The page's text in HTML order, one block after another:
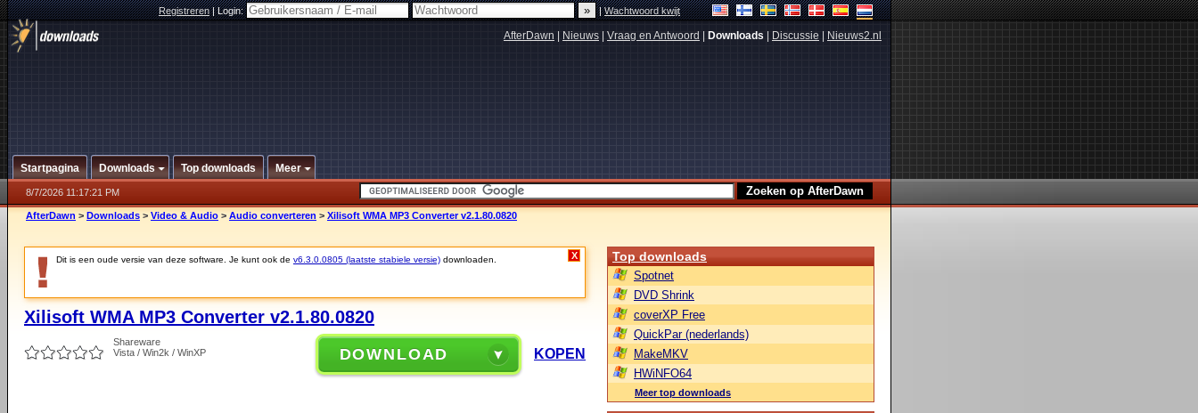
Registreren|Login: |Wachtwoord kwijt
AfterDawn Nieuws Vraag en Antwoord Downloads Discussie Nieuws2.nl
Startpagina Downloads Top downloads Meer
8/7/2026 11:17:21 PM
AfterDawn > Downloads > Video & Audio > Audio converteren > Xilisoft WMA MP3 Converter v2.1.80.0820
Dit is een oude versie van deze software. Je kunt ook de v6.3.0.0805 (laatste stabiele versie) downloaden. X
Xilisoft WMA MP3 Converter v2.1.80.0820
Shareware
Vista / Win2k / WinXP
DOWNLOAD KOPEN
Top downloads
Spotnet
DVD Shrink
coverXP Free
QuickPar (nederlands)
MakeMKV
HWiNFO64
Meer top downloads